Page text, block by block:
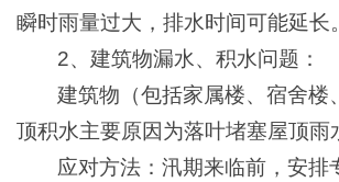
瞬时雨量过大，排水时间可能延长。
2、建筑物漏水、积水问题：
建筑物（包括家属楼、宿舍楼
顶积水主要原因为落叶堵塞屋顶雨
应对方法：汛期来临前，安排